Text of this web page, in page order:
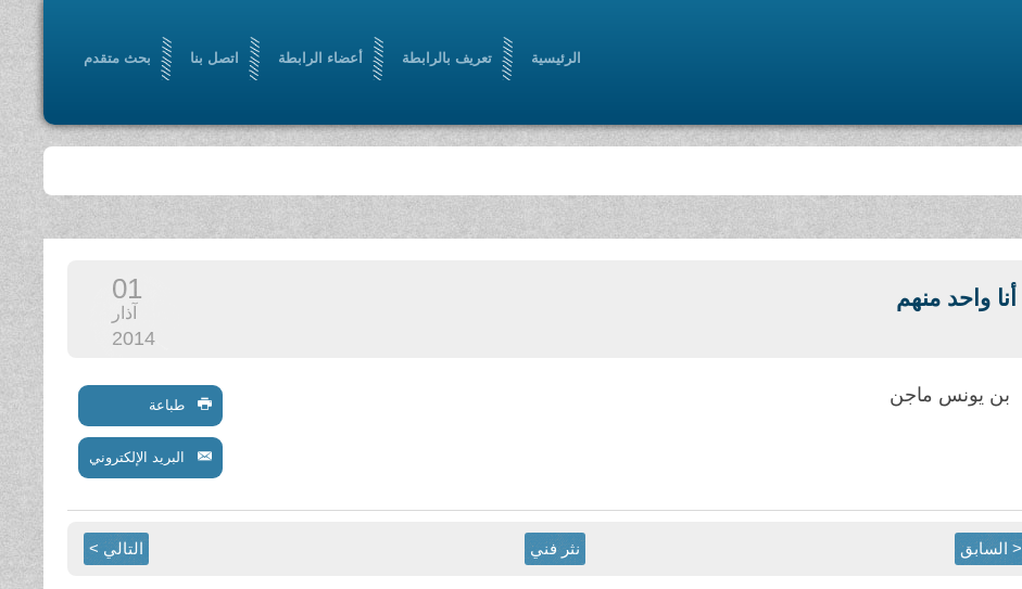
الرئيسية تعريف بالرابطة أعضاء الرابطة اتصل بنا بحث متقدم
أنا واحد منهم 01
آذار
2014
بن يونس ماجن طباعة
البريد الإلكتروني
< السابق نثر فني التالي >